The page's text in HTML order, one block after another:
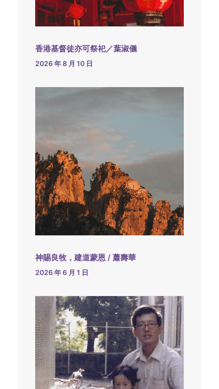
香港基督徒亦可祭祀／葉淑儀
2026 年 8 月 10 日
神賜良牧，建道蒙恩 / 蕭壽華
2026 年 6 月 1 日